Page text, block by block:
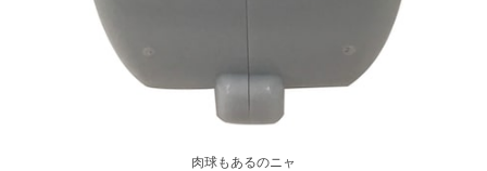
肉球もあるのニャ